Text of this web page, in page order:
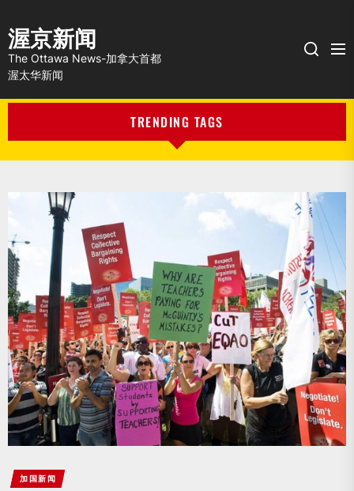
渥京新闻
The Ottawa News-加拿大首都
渥太华新闻
Search
TRENDING TAGS
加国新闻